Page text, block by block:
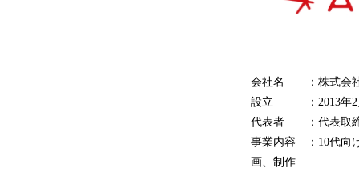
会社名 ：株式会
設立 ：2013年2
代表者 ：代表取締
事業内容 ：10代向
画、制作